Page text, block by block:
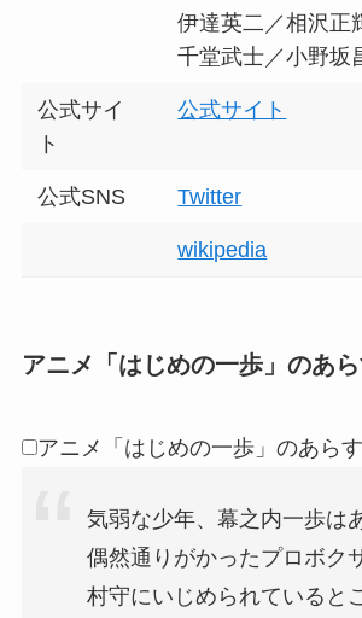
伊達英二／相沢正
千堂武士／小野坂
公式サイ
ト
公式サイト
公式SNS Twitter
wikipedia
アニメ「はじめの一歩」のあ
アニメ「はじめの一歩」のあら
気弱な少年、幕之内一歩は
偶然通りがかったプロボク
村守にいじめられていると